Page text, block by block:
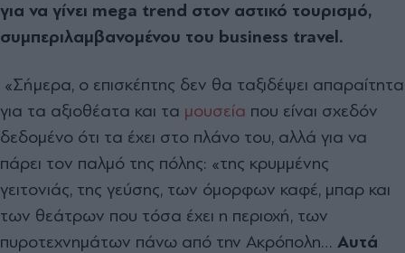
για να γίνει mega trend στον αστικό τουρισμό,
συμπεριλαμβανομένου του business travel.
«Σήμερα, ο επισκέπτης δεν θα ταξιδέψει απαραίτητα
για τα αξιοθέατα και τα μουσεία που είναι σχεδόν
δεδομένο ότι τα έχει στο πλάνο του, αλλά για να
πάρει τον παλμό της πόλης: «της κρυμμένης
γειτονιάς, της γεύσης, των όμορφων καφέ, μπαρ και
των θεάτρων που τόσα έχει η περιοχή, των
πυροτεχνημάτων πάνω από την Ακρόπολη… Αυτά